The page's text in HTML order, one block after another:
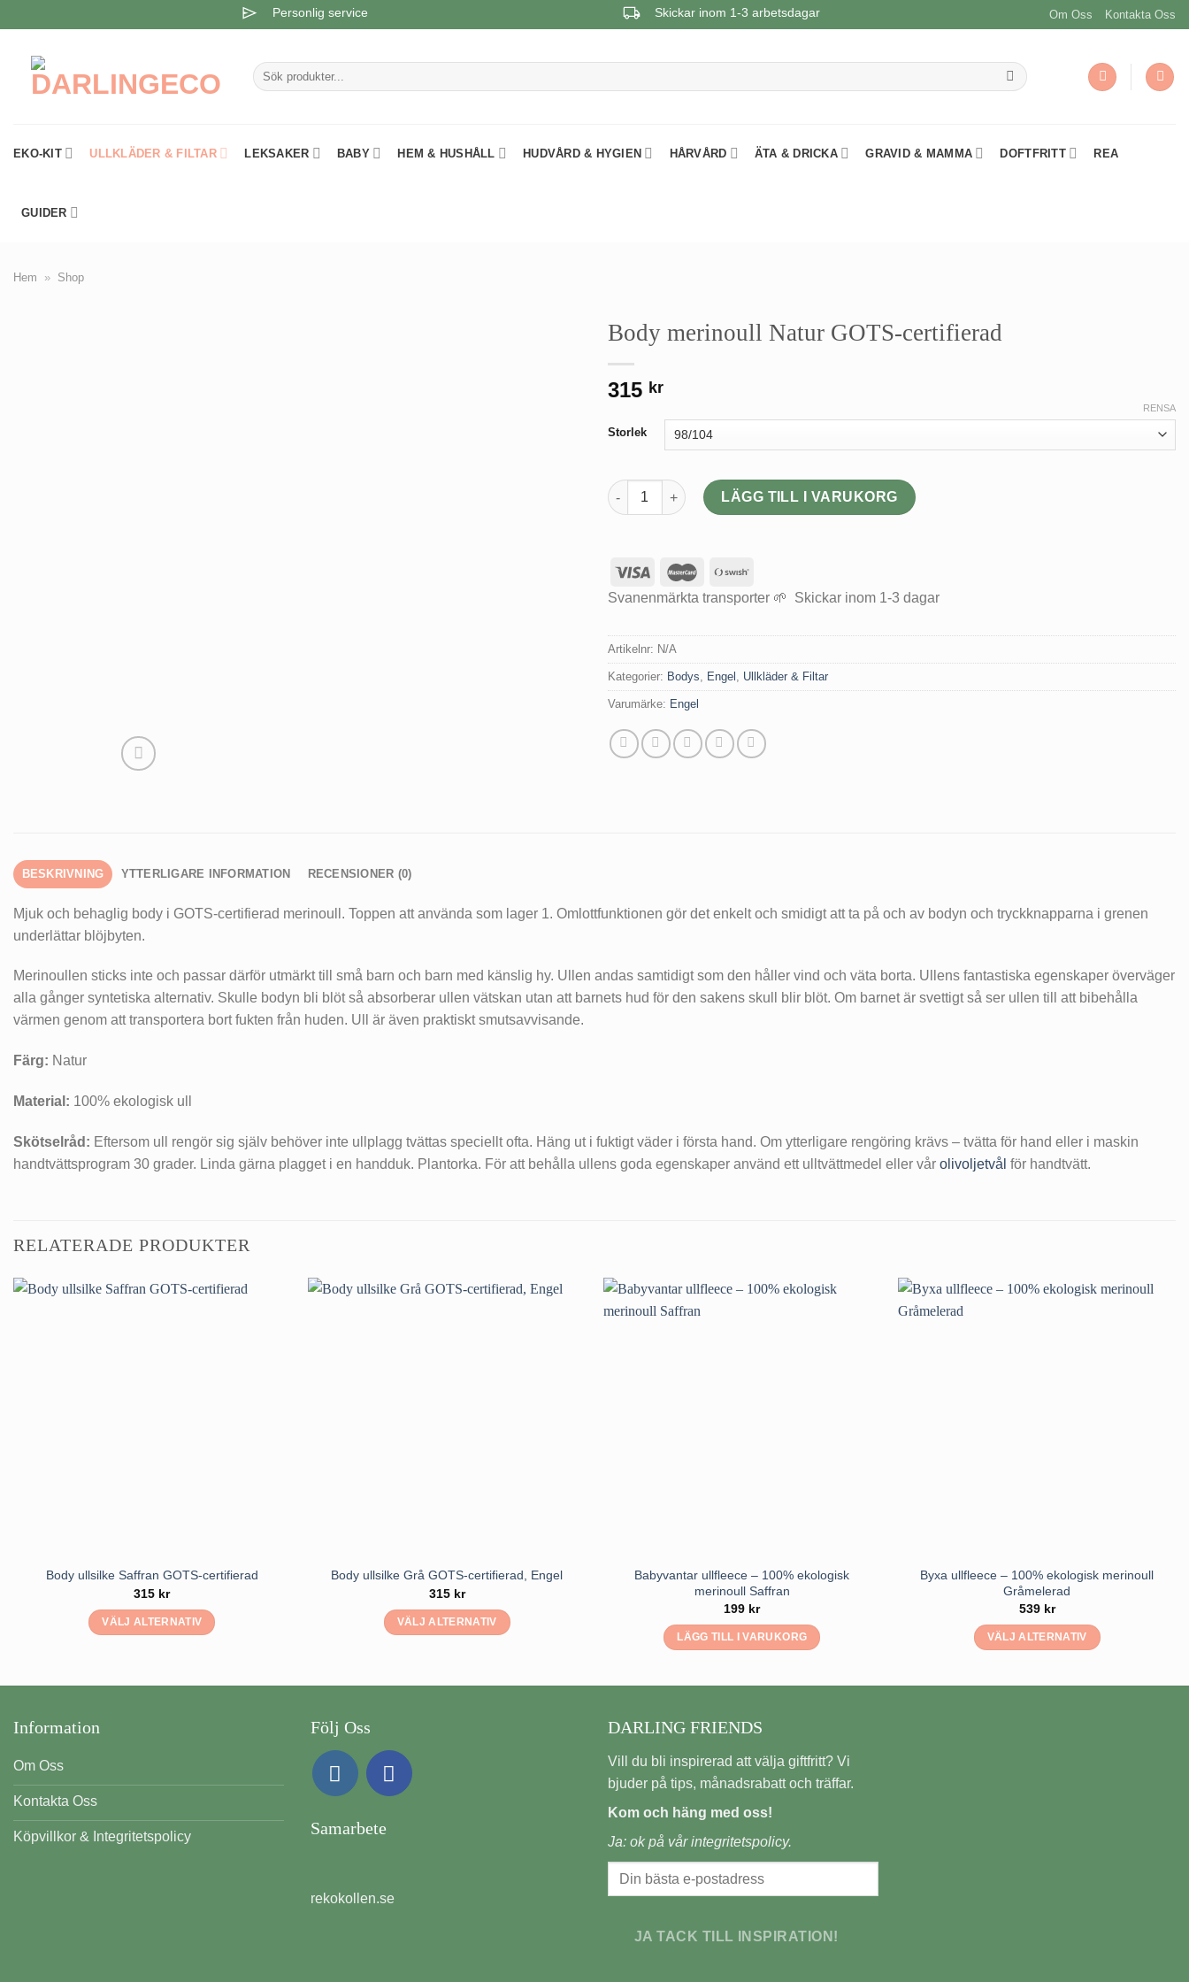
to
content
Personlig service Skickar inom 1-3 arbetsdagar Om Oss Kontakta Oss
Sök
efter:
EKO-KIT ULLKLÄDER & FILTAR LEKSAKER BABY HEM & HUSHÅLL HUDVÅRD & HYGIEN HÅRVÅRD ÄTA & DRICKA GRAVID & MAMMA DOFTFRITT REA
GUIDER
Hem » Shop
Body merinoull Natur GOTS-certifierad
315 kr
Storlek
RENSA
Body merinoull Natur GOTS-certifierad mängd
LÄGG TILL I VARUKORG
Svanenmärkta transporter 🌱 Skickar inom 1-3 dagar
Artikelnr: N/A
Kategorier: Bodys Engel Ullkläder & Filtar
Varumärke: Engel
BESKRIVNING YTTERLIGARE INFORMATION RECENSIONER (0)
Mjuk och behaglig body i GOTS-certifierad merinoull. Toppen att använda som lager 1. Omlottfunktionen gör det enkelt och smidigt att ta på och av bodyn och tryckknapparna i grenen
underlättar blöjbyten.
Merinoullen sticks inte och passar därför utmärkt till små barn och barn med känslig hy. Ullen andas samtidigt som den håller vind och väta borta. Ullens fantastiska egenskaper överväger
alla gånger syntetiska alternativ. Skulle bodyn bli blöt så absorberar ullen vätskan utan att barnets hud för den sakens skull blir blöt. Om barnet är svettigt så ser ullen till att bibehålla
värmen genom att transportera bort fukten från huden. Ull är även praktiskt smutsavvisande.
Färg: Natur
Material: 100% ekologisk ull
Skötselråd: Eftersom ull rengör sig själv behöver inte ullplagg tvättas speciellt ofta. Häng ut i fuktigt väder i första hand. Om ytterligare rengöring krävs – tvätta för hand eller i maskin
handtvättsprogram 30 grader. Linda gärna plagget i en handduk. Plantorka. För att behålla ullens goda egenskaper använd ett ulltvättmedel eller vår olivoljetvål för handtvätt.
RELATERADE PRODUKTER
Body ullsilke Saffran GOTS-certifierad
315 kr
VÄLJ ALTERNATIV
produkten
olika
väljas
Body ullsilke Grå GOTS-certifierad, Engel
315 kr
VÄLJ ALTERNATIV
produkten
Babyvantar ullfleece – 100% ekologisk
merinoull Saffran
199 kr
LÄGG TILL I VARUKORG
Byxa ullfleece – 100% ekologisk merinoull
Gråmelerad
539 kr
VÄLJ ALTERNATIV
Information
Om Oss
Kontakta Oss
Köpvillkor & Integritetspolicy
Följ Oss
Samarbete
rekokollen.se
DARLING FRIENDS
Vill du bli inspirerad att välja giftfritt? Vi
bjuder på tips, månadsrabatt och träffar.
Kom och häng med oss!
Ja: ok på vårintegritetspolicy.
JA TACK TILL INSPIRATION!